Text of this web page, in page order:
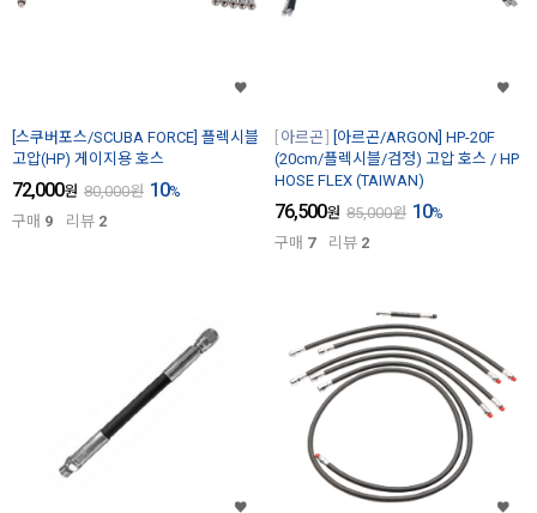
[스쿠버포스/SCUBA FORCE] 플렉시블
고압(HP) 게이지용 호스
72,000원 80,000원 10%
구매 9 리뷰 2
아르곤
[아르곤/ARGON] HP-20F
(20cm/플렉시블/검정) 고압 호스 / HP
HOSE FLEX (TAIWAN)
76,500원 85,000원 10%
구매 7 리뷰 2